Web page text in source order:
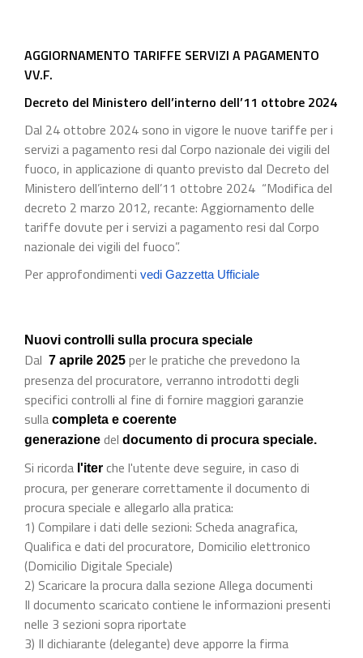
AGGIORNAMENTO TARIFFE SERVIZI A PAGAMENTO
VV.F.
Decreto del Ministero dell’interno dell’11 ottobre 2024
Dal 24 ottobre 2024 sono in vigore le nuove tariffe per i
servizi a pagamento resi dal Corpo nazionale dei vigili del
fuoco, in applicazione di quanto previsto dal Decreto del
Ministero dell’interno dell’11 ottobre 2024 “Modifica del
decreto 2 marzo 2012, recante: Aggiornamento delle
tariffe dovute per i servizi a pagamento resi dal Corpo
nazionale dei vigili del fuoco”.
Per approfondimenti vedi Gazzetta Ufficiale
Nuovi controlli sulla procura speciale
Dal 7 aprile 2025 per le pratiche che prevedono la
presenza del procuratore, verranno introdotti degli
specifici controlli al fine di fornire maggiori garanzie
sulla completa e coerente
generazione del documento di procura speciale.
Si ricorda l'iter che l'utente deve seguire, in caso di
procura, per generare correttamente il documento di
procura speciale e allegarlo alla pratica:
1) Compilare i dati delle sezioni: Scheda anagrafica,
Qualifica e dati del procuratore, Domicilio elettronico
(Domicilio Digitale Speciale)
2) Scaricare la procura dalla sezione Allega documenti
Il documento scaricato contiene le informazioni presenti
nelle 3 sezioni sopra riportate
3) Il dichiarante (delegante) deve apporre la firma